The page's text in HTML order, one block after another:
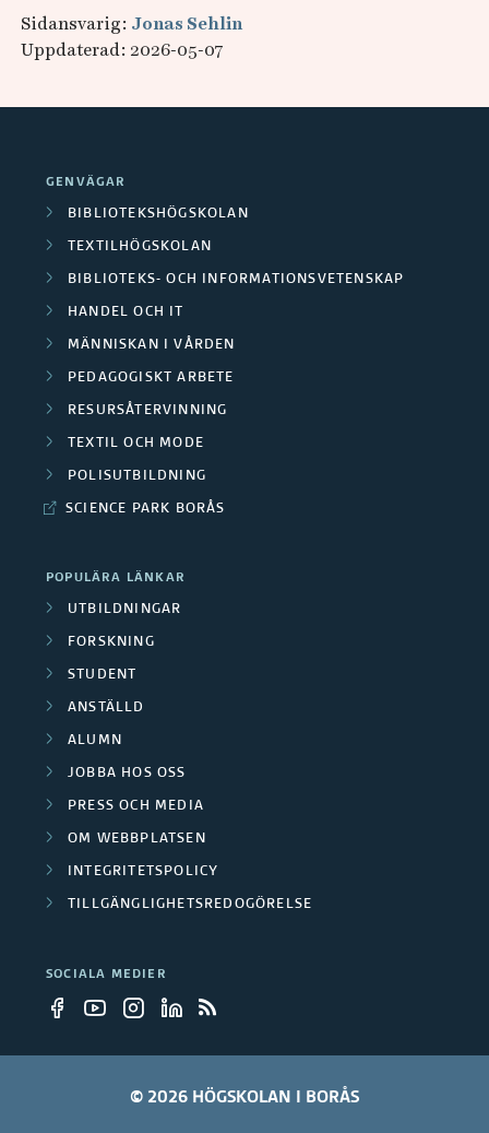
Sidansvarig: Jonas Sehlin
Uppdaterad: 2026-05-07
GENVÄGAR
BIBLIOTEKSHÖGSKOLAN
TEXTILHÖGSKOLAN
BIBLIOTEKS- OCH INFORMATIONSVETENSKAP
HANDEL OCH IT
MÄNNISKAN I VÅRDEN
PEDAGOGISKT ARBETE
RESURSÅTERVINNING
TEXTIL OCH MODE
POLISUTBILDNING
SCIENCE PARK BORÅS
POPULÄRA LÄNKAR
UTBILDNINGAR
FORSKNING
STUDENT
ANSTÄLLD
ALUMN
JOBBA HOS OSS
PRESS OCH MEDIA
OM WEBBPLATSEN
INTEGRITETSPOLICY
TILLGÄNGLIGHETSREDOGÖRELSE
SOCIALA MEDIER
© 2026 HÖGSKOLAN I BORÅS